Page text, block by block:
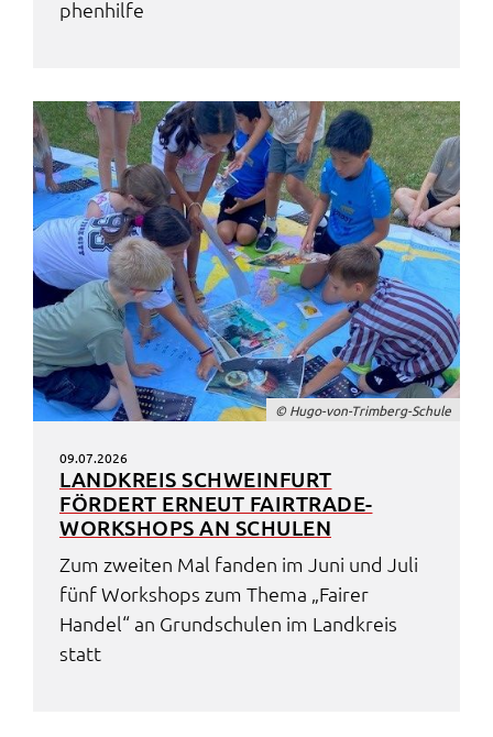
phen­hil­fe
© Hugo-von-Trim­berg-Schu­le
09.07.2026
LAND­KREIS SCHWEIN­FURT
FÖRDERT ERNEUT FAIR­TRA­DE-
WORK­SHOPS AN SCHU­LEN
Zum zwei­ten Mal fanden im Juni und Juli
fünf Work­shops zum Thema „Fairer
Handel“ an Grund­schu­len im Land­kreis
statt